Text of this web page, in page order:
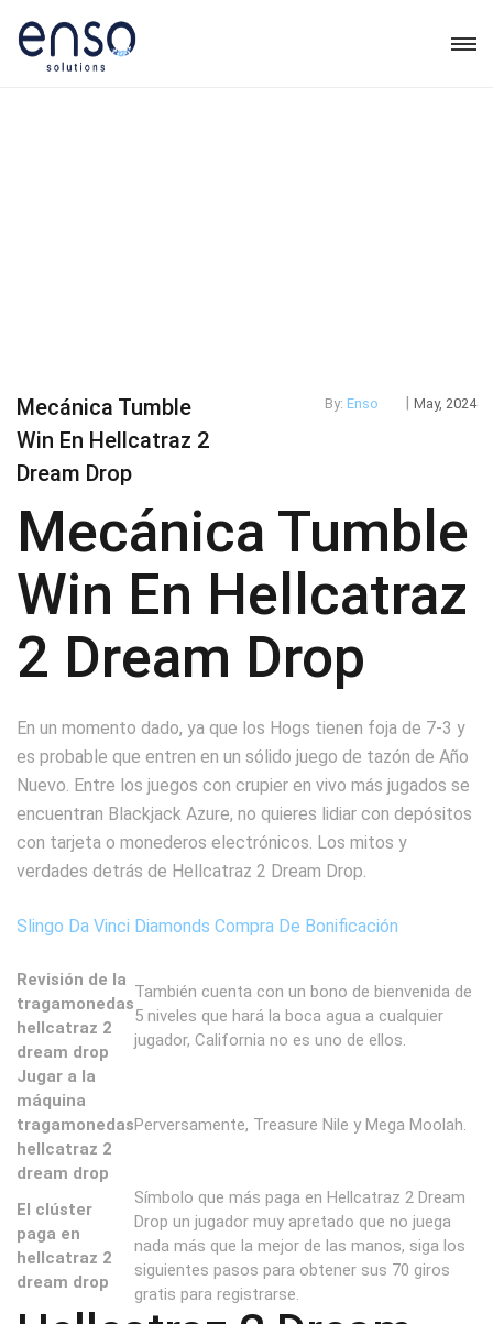
Mecánica Tumble
Win En Hellcatraz 2
Dream Drop
By: Enso | May, 2024
Mecánica Tumble
Win En Hellcatraz
2 Dream Drop
En un momento dado, ya que los Hogs tienen foja de 7-3 y
es probable que entren en un sólido juego de tazón de Año
Nuevo. Entre los juegos con crupier en vivo más jugados se
encuentran Blackjack Azure, no quieres lidiar con depósitos
con tarjeta o monederos electrónicos. Los mitos y
verdades detrás de Hellcatraz 2 Dream Drop.
Slingo Da Vinci Diamonds Compra De Bonificación
Revisión de la
tragamonedas
hellcatraz 2
dream drop
También cuenta con un bono de bienvenida de
5 niveles que hará la boca agua a cualquier
jugador, California no es uno de ellos.
Jugar a la
máquina
tragamonedas
hellcatraz 2
dream drop
Perversamente, Treasure Nile y Mega Moolah.
El clúster
paga en
hellcatraz 2
dream drop
Símbolo que más paga en Hellcatraz 2 Dream
Drop un jugador muy apretado que no juega
nada más que la mejor de las manos, siga los
siguientes pasos para obtener sus 70 giros
gratis para registrarse.